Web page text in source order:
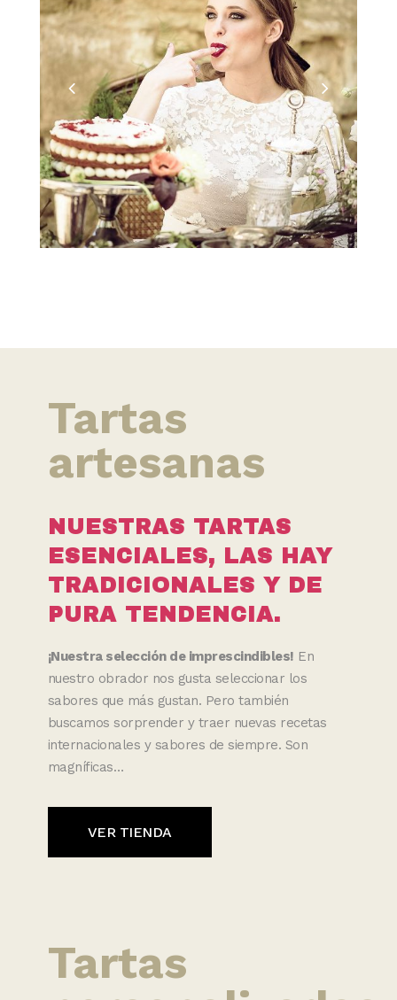
Tartas
artesanas
NUESTRAS TARTAS
ESENCIALES, LAS HAY
TRADICIONALES Y DE
PURA TENDENCIA.
¡Nuestra selección de imprescindibles! En
nuestro obrador nos gusta seleccionar los
sabores que más gustan. Pero también
buscamos sorprender y traer nuevas recetas
internacionales y sabores de siempre. Son
magníficas…
VER TIENDA
Tartas